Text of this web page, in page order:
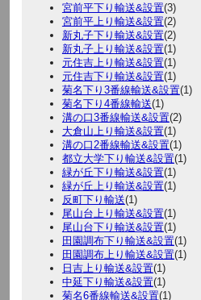
宮前平下り輸送&設置(3)
宮前平上り輸送&設置(2)
新丸子下り輸送&設置(2)
新丸子上り輸送&設置(1)
元住吉上り輸送&設置(1)
元住吉下り輸送&設置(1)
菊名下り3番線輸送&設置(1)
菊名下り4番線輸送(1)
溝の口3番線輸送&設置(2)
大倉山上り輸送&設置(1)
溝の口2番線輸送&設置(1)
都立大学下り輸送&設置(1)
緑が丘下り輸送&設置(1)
緑が丘上り輸送&設置(1)
反町下り輸送(1)
尾山台上り輸送&設置(1)
尾山台下り輸送&設置(1)
田園調布下り輸送&設置(1)
田園調布上り輸送&設置(1)
日吉上り輸送&設置(1)
中延下り輸送&設置(1)
菊名6番線輸送&設置(1)